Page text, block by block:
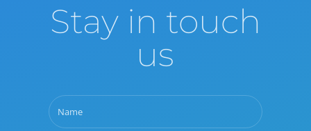
Stay in touch
us